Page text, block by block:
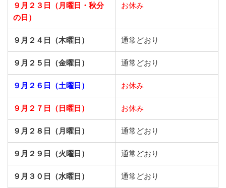
９月２３日
（月曜日・秋分
の日）
お休み
９月２４日（木曜日） 通常どおり
９月２５日（金曜日） 通常どおり
９月２６日（土曜日） お休み
９月２７日（日曜日） お休み
９月２８日（月曜日） 通常どおり
９月２９日（火曜日） 通常どおり
９月３０日（水曜日） 通常どおり